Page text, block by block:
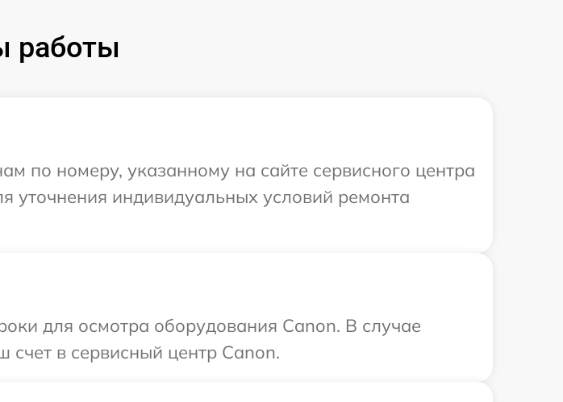
работы
по номеру, указанному на сайте сервисного центра
уточнения индивидуальных условий ремонта
для осмотра оборудования Canon. В случае
в сервисный центр Canon.